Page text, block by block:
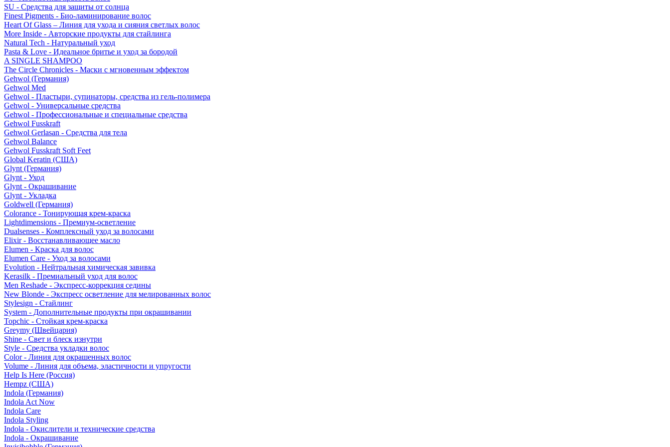
SU - Средства для защиты от солнца
Finest Pigments - Био-ламинирование волос
Heart Of Glass – Линия для ухода и сияния светлых волос
More Inside - Авторские продукты для стайлинга
Natural Tech - Натуральный уход
Pasta & Love - Идеальное бритье и уход за бородой
A SINGLE SHAMPOO
The Circle Chronicles - Маски с мгновенным эффектом
Gehwol (Германия)
Gehwol Med
Gehwol - Пластыри, супинаторы, средства из гель-полимера
Gehwol - Универсальные средства
Gehwol - Профессиональные и специальные средства
Gehwol Fusskraft
Gehwol Gerlasan - Средства для тела
Gehwol Balance
Gehwol Fusskraft Soft Feet
Global Keratin (США)
Glynt (Германия)
Glynt - Уход
Glynt - Окрашивание
Glynt - Укладка
Goldwell (Германия)
Colorance - Тонирующая крем-краска
Lightdimensions - Премиум-осветление
Dualsenses - Комплексный уход за волосами
Elixir - Восстанавливающее масло
Elumen - Краска для волос
Elumen Care - Уход за волосами
Evolution - Нейтральная химическая завивка
Kerasilk - Премиальный уход для волос
Men Reshade - Экспресс-коррекция седины
New Blonde - Экспресс осветление для мелированных волос
Stylesign - Стайлинг
System - Дополнительные продукты при окрашивании
Topchic - Стойкая крем-краска
Greymy (Швейцария)
Shine - Свет и блеск изнутри
Style - Средства укладки волос
Color - Линия для окрашенных волос
Volume - Линия для объема, эластичности и упругости
Help Is Here (Россия)
Hempz (США)
Indola (Германия)
Indola Act Now
Indola Care
Indola Styling
Indola - Окислители и технические средства
Indola - Окрашивание